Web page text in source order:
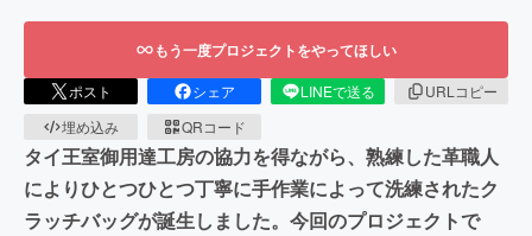
もう一度プロジェクトをやってほしい
ポスト シェア LINEで送る
URLコピー
埋め込み
QRコード
タイ王室御用達工房の協力を得ながら、熟練した革職人
によりひとつひとつ丁寧に手作業によって洗練されたク
ラッチバッグが誕生しました。今回のプロジェクトで